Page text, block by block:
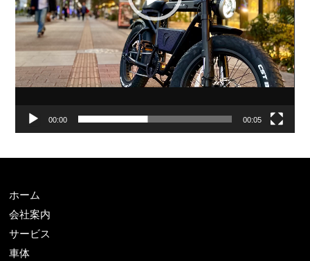
00:00 00:05
ホーム
会社案内
サービス
車体